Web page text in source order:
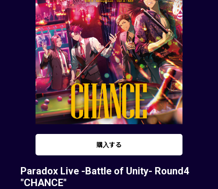
購入する
Paradox Live -Battle of Unity- Round4
"CHANCE"